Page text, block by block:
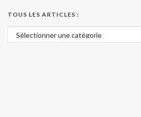
TOUS LES ARTICLES :
Tous les articles :